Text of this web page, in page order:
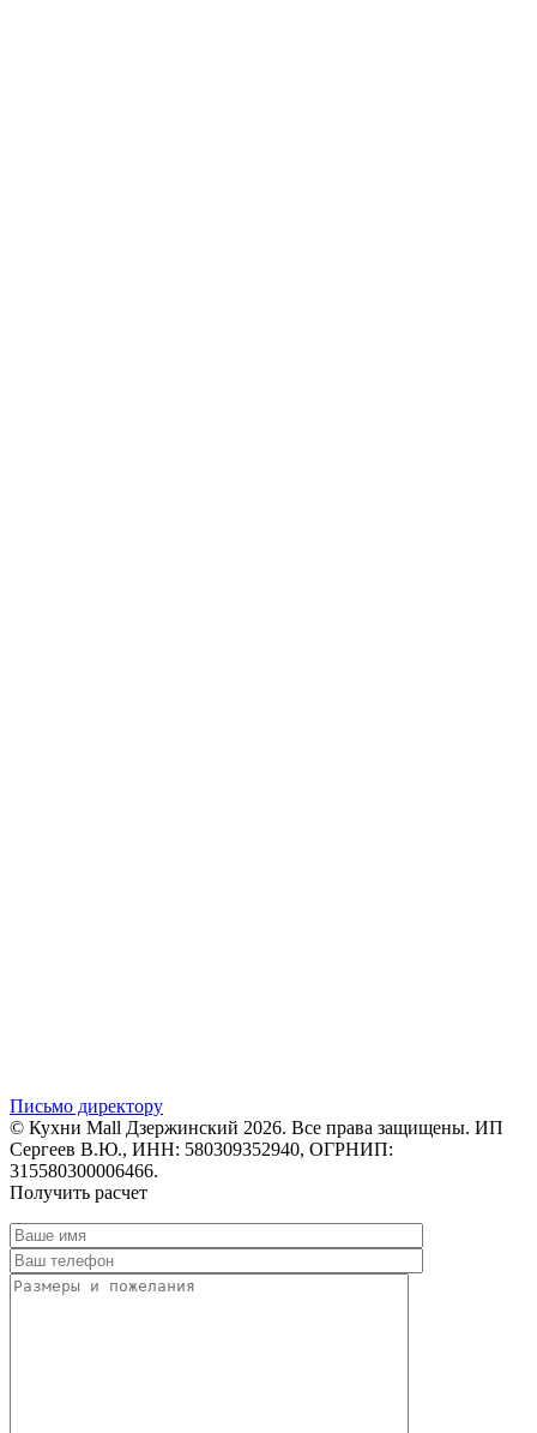
Письмо директору
© Кухни Mall Дзержинский 2026. Все права защищены. ИП
Сергеев В.Ю., ИНН: 580309352940, ОГРНИП:
315580300006466.
Получить расчет